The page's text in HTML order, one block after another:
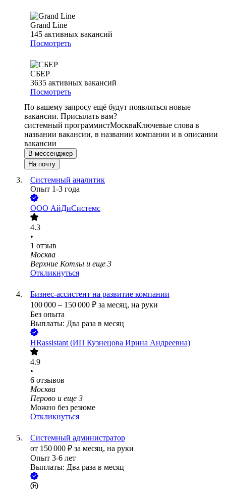
Grand Line
145 активных вакансий
Посмотреть
СБЕР
3635 активных вакансий
Посмотреть
По вашему запросу ещё будут появляться новые
вакансии. Присылать вам?
системный программистМоскваКлючевые слова в
названии вакансии, в названии компании и в описании
вакансии
В мессенджер
На почту
Системный аналитик
Опыт 1-3 года
ООО АйДиСистемс
4.3
•
1 отзыв
Москва
Верхние Котлы и еще 3
Откликнуться
Бизнес-ассистент на развитие компании
100 000 – 150 000 ₽ за месяц, на руки
Без опыта
Выплаты: Два раза в месяц
HRassistant (ИП Кузнецова Ирина Андреевна)
4.9
•
6 отзывов
Москва
Перово и еще 3
Можно без резюме
Откликнуться
Системный администратор
от 150 000 ₽ за месяц, на руки
Опыт 3-6 лет
Выплаты: Два раза в месяц